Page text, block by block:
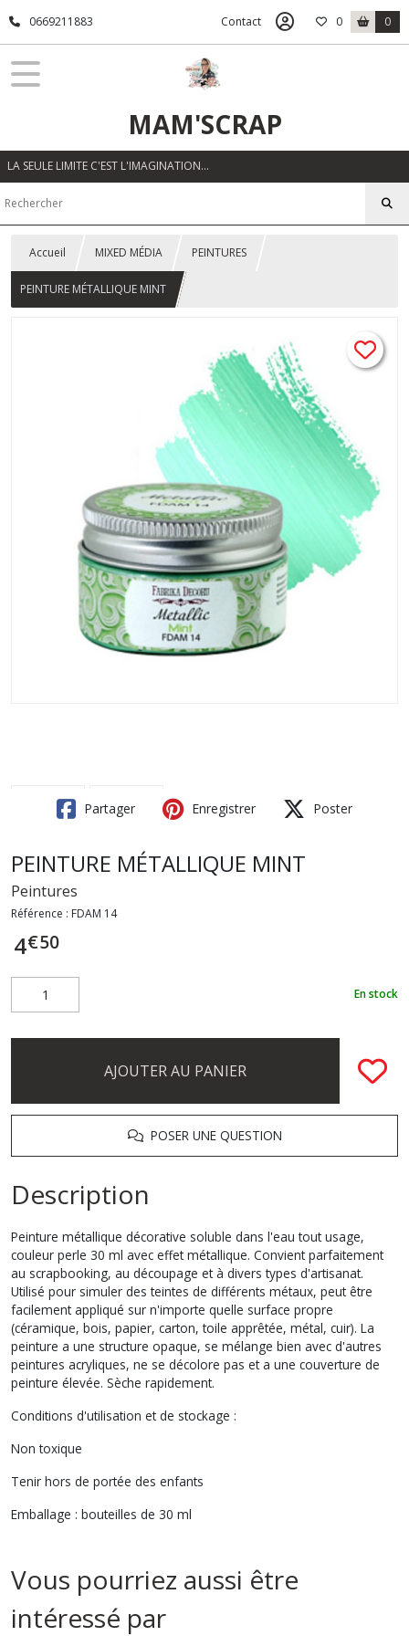
0669211883 Contact 0 0
MAM'SCRAP
LA SEULE LIMITE C'EST L'IMAGINATION…
Accueil MIXED MÉDIA PEINTURES
PEINTURE MÉTALLIQUE MINT
Partager Enregistrer Poster
PEINTURE MÉTALLIQUE MINT
Peintures
Référence : FDAM 14
4€50
En stock
AJOUTER AU PANIER
POSER UNE QUESTION
Description
Peinture métallique décorative soluble dans l'eau tout usage,
couleur perle 30 ml avec effet métallique. Convient parfaitement
au scrapbooking, au découpage et à divers types d'artisanat.
Utilisé pour simuler des teintes de différents métaux, peut être
facilement appliqué sur n'importe quelle surface propre
(céramique, bois, papier, carton, toile apprêtée, métal, cuir). La
peinture a une structure opaque, se mélange bien avec d'autres
peintures acryliques, ne se décolore pas et a une couverture de
peinture élevée. Sèche rapidement.
Conditions d'utilisation et de stockage :
Non toxique
Tenir hors de portée des enfants
Emballage : bouteilles de 30 ml
Vous pourriez aussi être
intéressé par